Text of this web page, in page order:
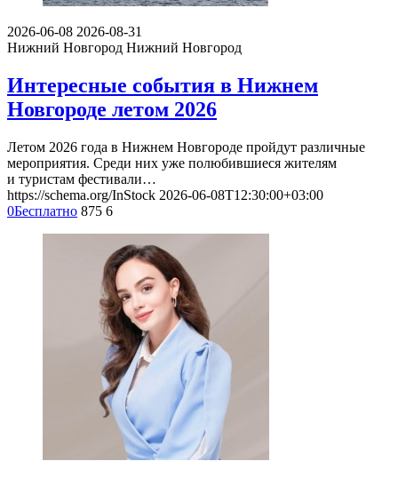
2026-06-08 2026-08-31
Нижний Новгород Нижний Новгород
Интересные события в Нижнем
Новгороде летом 2026
Летом 2026 года в Нижнем Новгороде пройдут различные
мероприятия. Среди них уже полюбившиеся жителям
и туристам фестивали…
https://schema.org/InStock 2026-06-08T12:30:00+03:00
0Бесплатно 875 6